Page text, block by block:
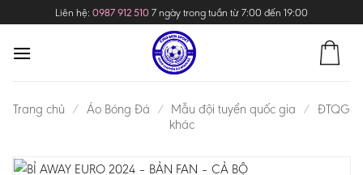
to
content
Liên hệ: 0987 912 5107 ngày trong tuần từ 7:00 đến 19:00
Trang chủ / Áo Bóng Đá / Mẫu đội tuyển quốc gia / ĐTQG
khác